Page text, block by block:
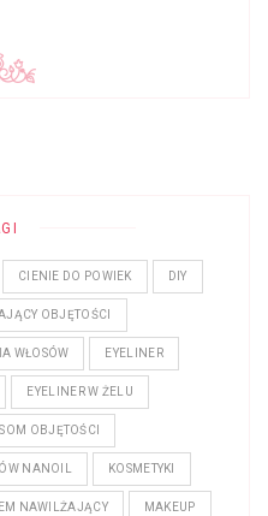
CIENIE DO POWIEK DIY
OBJĘTOŚCI
WŁOSÓW EYELINER
EYELINER W ŻELU
OBJĘTOŚCI
NANOIL KOSMETYKI
NAWILŻAJĄCY MAKEUP